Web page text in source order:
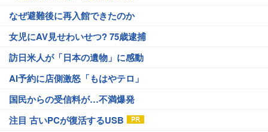
なぜ避難後に再入館できたのか
女児にAV見せわいせつ? 75歳逮捕
訪日米人が「日本の遺物」に感動
AI予約に店側激怒「もはやテロ」
国民からの受信料が…不満爆発
注目 古いPCが復活するUSB